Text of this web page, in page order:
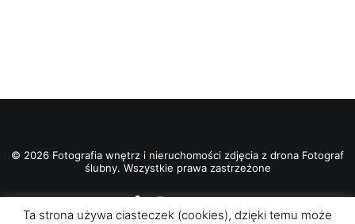
© 2026 Fotografia wnętrz i nieruchomości zdjęcia z drona Fotograf
ślubny. Wszystkie prawa zastrzeżone
Ta strona używa ciasteczek (cookies), dzięki temu może